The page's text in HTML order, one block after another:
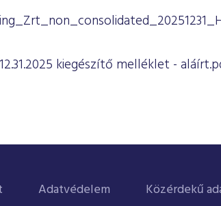
kiegészítő melléklet -
Adatvédelem Közérdekű